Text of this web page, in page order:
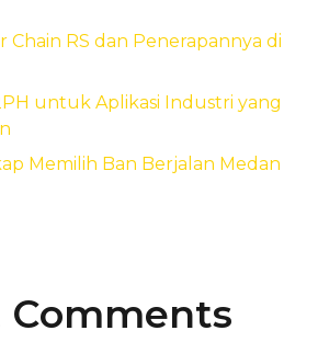
Chain RS dan Penerapannya di
untuk Aplikasi Industri yang
Memilih Ban Berjalan Medan
Comments